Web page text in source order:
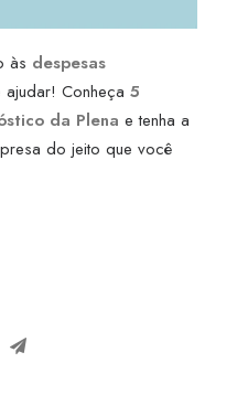
às despesas
Conheça 5
da Plena e tenha a
do jeito que você